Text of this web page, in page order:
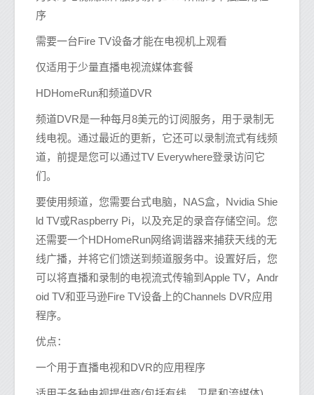
序
需要一台Fire TV设备才能在电视机上观看
仅适用于少量直播电视流媒体套餐
HDHomeRun和频道DVR
频道DVR是一种每月8美元的订阅服务，用于录制无
线电视。通过最近的更新，它还可以录制流式有线频
道，前提是您可以通过TV Everywhere登录访问它
们。
要使用频道，您需要台式电脑，NAS盒，Nvidia Shie
ld TV或Raspberry Pi，以及充足的录音存储空间。您
还需要一个HDHomeRun网络调谐器来捕获天线的无
线广播，并将它们馈送到频道服务中。设置好后，您
可以将直播和录制的电视流式传输到Apple TV，Andr
oid TV和亚马逊Fire TV设备上的Channels DVR应用
程序。
优点：
一个用于直播电视和DVR的应用程序